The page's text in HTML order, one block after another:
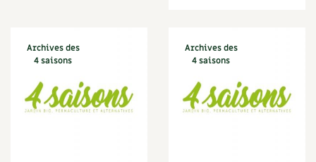
Dossier4 saisons
Actualités
L'autonomie au jardin en 12 leçons
Tous au jardin ! | RCF
Archives des
4 saisons
Archives des
4 saisons